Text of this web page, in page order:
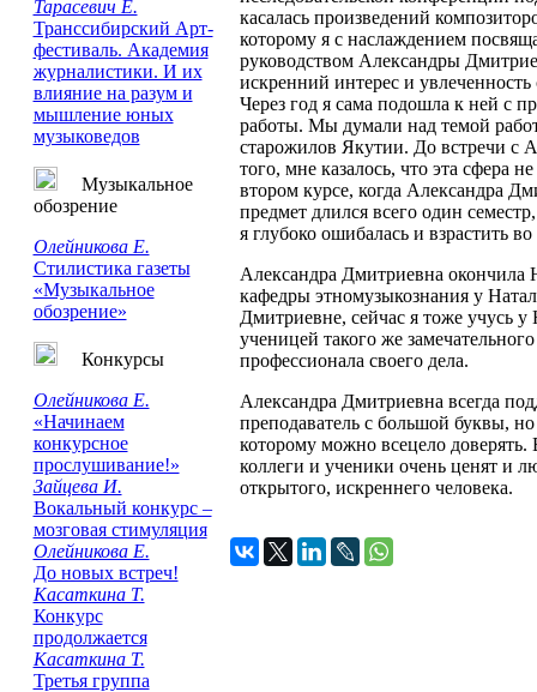
Тарасевич Е.
Транссибирский Арт-
фестиваль. Академия
журналистики. И их
влияние на разум и
мышление юных
музыковедов
Музыкальное
обозрение
Олейникова Е.
Стилистика газеты
«Музыкальное
обозрение»
Конкурсы
Олейникова Е.
«Начинаем
конкурсное
прослушивание!»
Зайцева И.
Вокальный конкурс –
мозговая стимуляция
Олейникова Е.
До новых встреч!
Касаткина Т.
Конкурс
продолжается
Касаткина Т.
Третья группа
касалась произведений
которому я с наслаждением
руководством Александры
искренний интерес и
Через год я сама подошла к ней с
работы. Мы думали над темой
старожилов Якутии. До встречи с
того, мне казалось, что эта сфера
втором курсе, когда Александра
предмет длился всего один
я глубоко ошибалась и взрастить
Александра Дмитриевна окончила
кафедры этномузыкознания у
Дмитриевне, сейчас я тоже учусь
ученицей такого же
профессионала своего дела.
Александра Дмитриевна всегда
преподаватель с большой буквы,
которому можно всецело
коллеги и ученики очень ценят и
открытого, искреннего человека.